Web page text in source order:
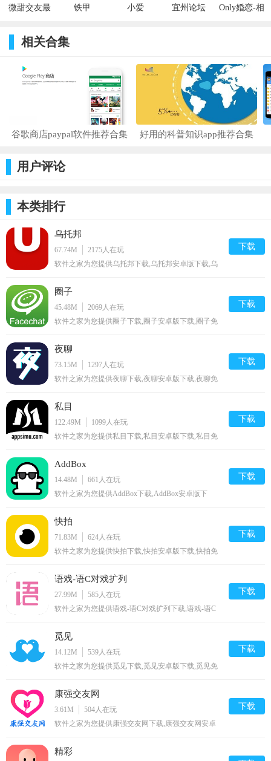
微甜交友最
铁甲 小爱
宜州论坛
Only婚恋-相
相关合集
谷歌商店paypal软件推荐合集 好用的科普知识app推荐合集
用户评论
本类排行
乌托邦
67.74M 2175 人在玩
软件之家为您提供乌托邦下载,乌托邦安卓版下载,乌
下载
圈子
45.48M 2069 人在玩
软件之家为您提供圈子下载,圈子安卓版下载,圈子免
下载
夜聊
73.15M 1297 人在玩
软件之家为您提供夜聊下载,夜聊安卓版下载,夜聊免
下载
私目
122.49M 1099 人在玩
软件之家为您提供私目下载,私目安卓版下载,私目免
下载
AddBox
14.48M 661 人在玩
软件之家为您提供AddBox下载,AddBox安卓版下
下载
快拍
71.83M 624 人在玩
软件之家为您提供快拍下载,快拍安卓版下载,快拍免
下载
语戏-语C对戏扩列
27.99M 585 人在玩
软件之家为您提供语戏-语C对戏扩列下载,语戏-语C
下载
觅见
14.12M 539 人在玩
软件之家为您提供觅见下载,觅见安卓版下载,觅见免
下载
康强交友网
3.61M 504 人在玩
软件之家为您提供康强交友网下载,康强交友网安卓
下载
精彩